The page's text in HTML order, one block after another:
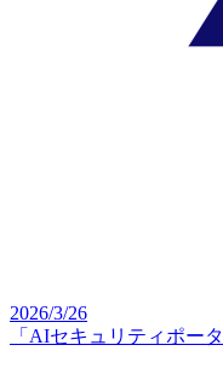
2026/3/26
「AIセキュリティポー